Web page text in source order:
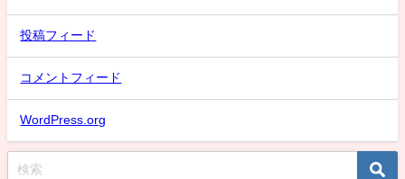
投稿フィード
コメントフィード
WordPress.org